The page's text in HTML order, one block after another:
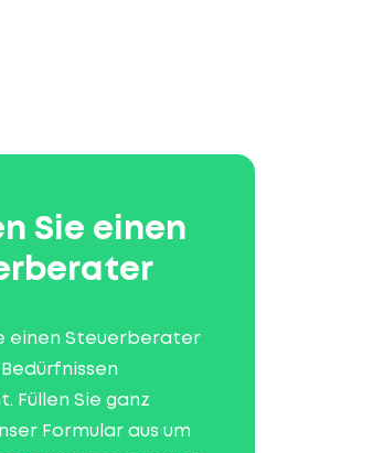
Sie einen
einen Steuerberater
Füllen Sie ganz
Formular aus um